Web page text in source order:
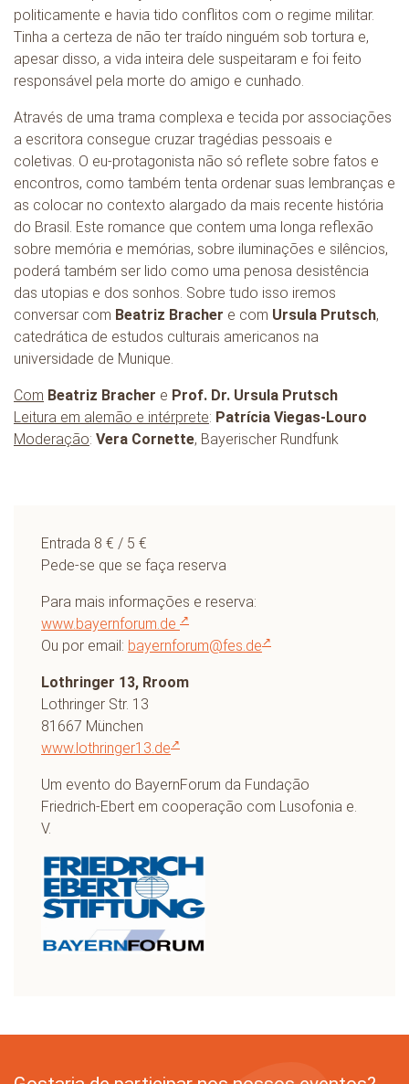
politicamente e havia tido conflitos com o regime militar.
Tinha a certeza de não ter traído ninguém sob tortura e,
apesar disso, a vida inteira dele suspeitaram e foi feito
responsável pela morte do amigo e cunhado.
Através de uma trama complexa e tecida por associações
a escritora consegue cruzar tragédias pessoais e
coletivas. O eu-protagonista não só reflete sobre fatos e
encontros, como também tenta ordenar suas lembranças e
as colocar no contexto alargado da mais recente história
do Brasil. Este romance que contem uma longa reflexão
sobre memória e memórias, sobre iluminações e silêncios,
poderá também ser lido como uma penosa desistência
das utopias e dos sonhos. Sobre tudo isso iremos
conversar com Beatriz Bracher e com Ursula Prutsch,
catedrática de estudos culturais americanos na
universidade de Munique.
Com Beatriz Bracher e Prof. Dr. Ursula Prutsch
Leitura em alemão e intérprete: Patrícia Viegas-Louro
Moderação: Vera Cornette, Bayerischer Rundfunk
Entrada 8 € / 5 €
Pede-se que se faça reserva
Para mais informações e reserva:
www.bayernforum.de
Ou por email: bayernforum@fes.de
Lothringer 13, Rroom
Lothringer Str. 13
81667 München
www.lothringer13.de
Um evento do BayernForum da Fundação
Friedrich-Ebert em cooperação com Lusofonia e.
V.